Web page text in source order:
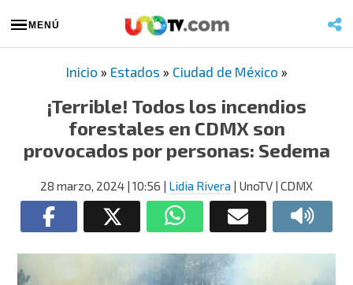
MENÚ
Inicio » Estados » Ciudad de México »
¡Terrible! Todos los incendios
forestales en CDMX son
provocados por personas: Sedema
28 marzo, 2024 | 10:56 | Lidia Rivera | UnoTV | CDMX